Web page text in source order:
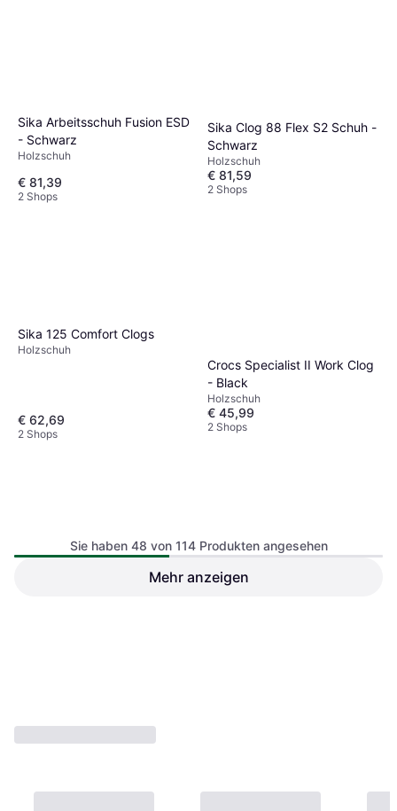
Sika Arbeitsschuh Fusion ESD
- Schwarz
Holzschuh
€ 81,39
2 Shops
Sika Clog 88 Flex S2 Schuh -
Schwarz
Holzschuh
€ 81,59
2 Shops
Sika 125 Comfort Clogs
Holzschuh
€ 62,69
2 Shops
Crocs Specialist II Work Clog
- Black
Holzschuh
€ 45,99
2 Shops
Elten PURE Slipper Low
Sie haben 48 von 114 Produkten angesehen
Mehr anzeigen